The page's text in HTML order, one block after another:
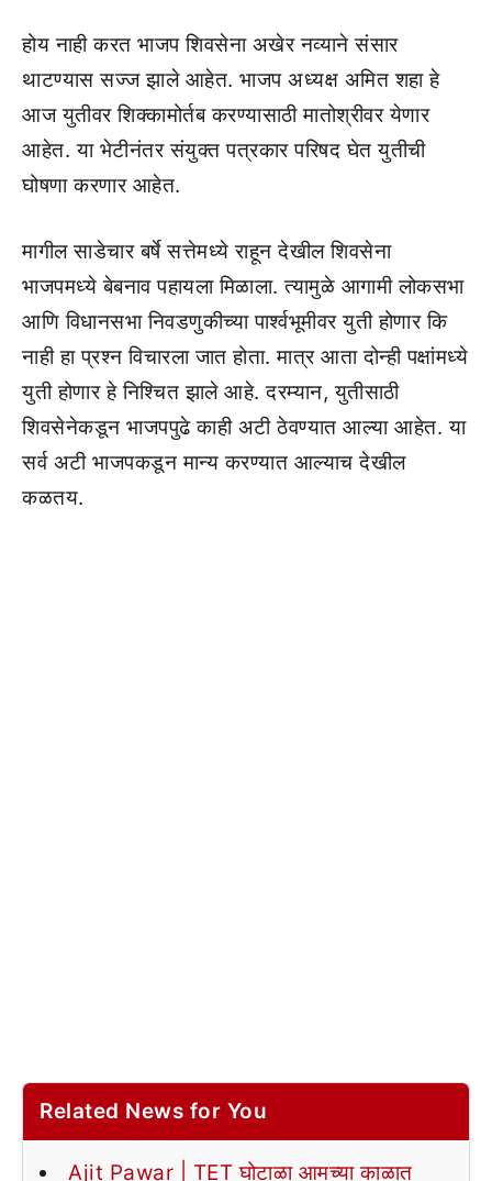
होय नाही करत भाजप शिवसेना अखेर नव्याने संसार
थाटण्यास सज्ज झाले आहेत. भाजप अध्यक्ष अमित शहा हे
आज युतीवर शिक्कामोर्तब करण्यासाठी मातोश्रीवर येणार
आहेत. या भेटीनंतर संयुक्त पत्रकार परिषद घेत युतीची
घोषणा करणार आहेत.
मागील साडेचार बर्षे सत्तेमध्ये राहून देखील शिवसेना
भाजपमध्ये बेबनाव पहायला मिळाला. त्यामुळे आगामी लोकसभा
आणि विधानसभा निवडणुकीच्या पार्श्वभूमीवर युती होणार कि
नाही हा प्रश्न विचारला जात होता. मात्र आता दोन्ही पक्षांमध्ये
युती होणार हे निश्चित झाले आहे. दरम्यान, युतीसाठी
शिवसेनेकडून भाजपपुढे काही अटी ठेवण्यात आल्या आहेत. या
सर्व अटी भाजपकडून मान्य करण्यात आल्याच देखील
कळतय.
Related News for You
Ajit Pawar | TET घोटाळा आमच्या काळात